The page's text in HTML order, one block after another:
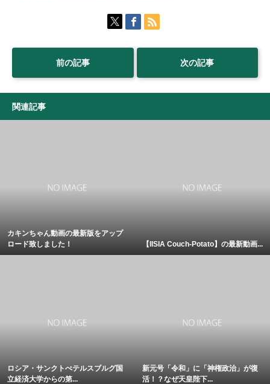
前の記事 次の記事
関連記事
カキンちゃん動画の最新版をアップ
ロード致しました！
【IISIA Couch-Potato】の最新動画...
ロシア・サンクトぺテルスブルグ国
立経済大学からの第...
新元号「令和」に「神権政治」が復
活！？なぜ天皇陛下...